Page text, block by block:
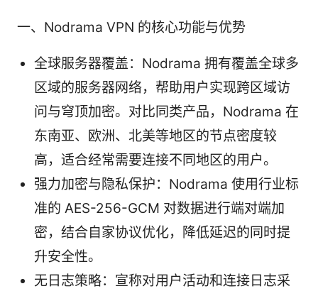
一、Nodrama VPN 的核心功能与优势
全球服务器覆盖：Nodrama 拥有覆盖全球多
区域的服务器网络，帮助用户实现跨区域访
问与穹顶加密。对比同类产品，Nodrama 在
东南亚、欧洲、北美等地区的节点密度较
高，适合经常需要连接不同地区的用户。
强力加密与隐私保护：Nodrama 使用行业标
准的 AES-256-GCM 对数据进行端对端加
密，结合自家协议优化，降低延迟的同时提
升安全性。
无日志策略：宣称对用户活动和连接日志采